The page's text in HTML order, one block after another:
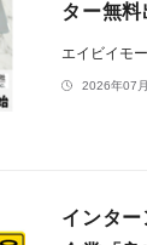
ター無
エイビイモ
2026年07
インタ